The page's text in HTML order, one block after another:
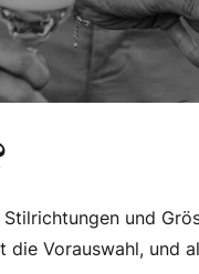
und
Vorauswahl, und